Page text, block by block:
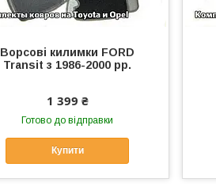
Ворсові килимки FORD
Transit з 1986-2000 рр.
1 399 ₴
Готово до відправки
Купити